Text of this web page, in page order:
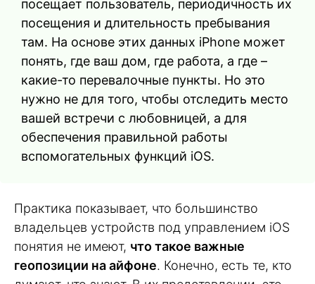
посещает пользователь, периодичность их
посещения и длительность пребывания
там. На основе этих данных iPhone может
понять, где ваш дом, где работа, а где –
какие-то перевалочные пункты. Но это
нужно не для того, чтобы отследить место
вашей встречи с любовницей, а для
обеспечения правильной работы
вспомогательных функций iOS.
Практика показывает, что большинство
владельцев устройств под управлением iOS
понятия не имеют, что такое важные
геопозиции на айфоне. Конечно, есть те, кто